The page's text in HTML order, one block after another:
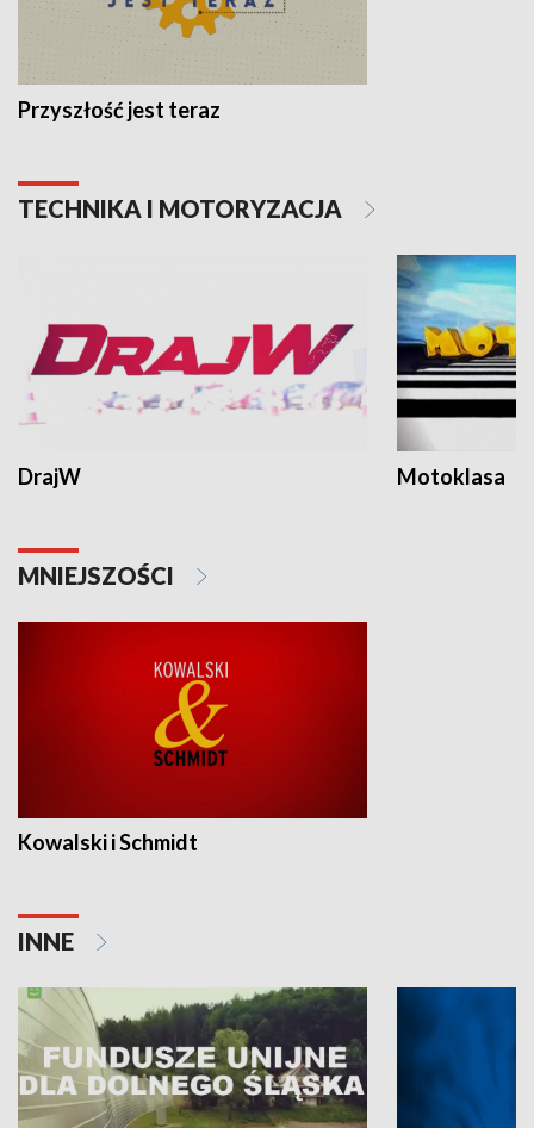
Przyszłość jest teraz
TECHNIKA I MOTORYZACJA
DrajW Motoklasa
MNIEJSZOŚCI
Kowalski i Schmidt
INNE